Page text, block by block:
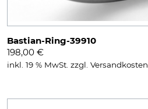
Bastian-Ring-39910
198,00 €
inkl. 19 % MwSt. zzgl. Versandkosten